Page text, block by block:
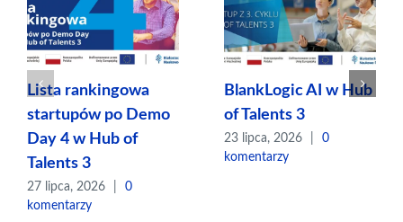
Lista rankingowa
startupów po Demo
Day 4 w Hub of
Talents 3
27 lipca, 2026
0
komentarzy
BlankLogic AI w Hub
of Talents 3
23 lipca, 2026
0
komentarzy